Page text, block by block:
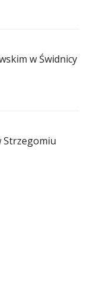
w Świdnicy
Strzegomiu